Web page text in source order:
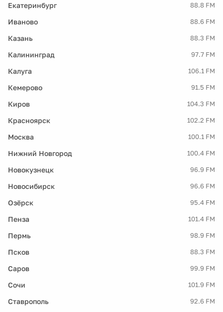
Екатеринбург 88.8 FM
Иваново 88.6 FM
Казань 88.3 FM
Калининград 97.7 FM
Калуга 106.1 FM
Кемерово 91.5 FM
Киров 104.3 FM
Красноярск 102.2 FM
Москва 100.1 FM
Нижний Новгород 100.4 FM
Новокузнецк 96.9 FM
Новосибирск 96.6 FM
Озёрск 95.4 FM
Пенза 101.4 FM
Пермь 98.9 FM
Псков 88.3 FM
Саров 99.9 FM
Сочи 101.9 FM
Ставрополь 92.6 FM